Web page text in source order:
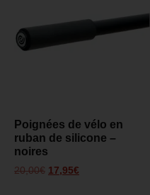
Poignées de vélo en
ruban de silicone –
noires
20,00€ 17,95€